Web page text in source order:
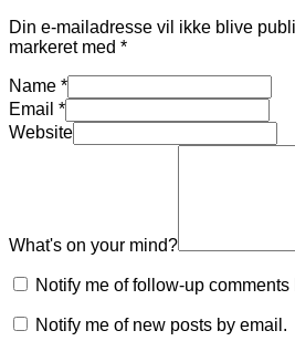
Din e-mailadresse vil ikke blive
markeret med *
Name *
Email *
Website
What's on your mind?
Notify me of follow-up comments
Notify me of new posts by email.